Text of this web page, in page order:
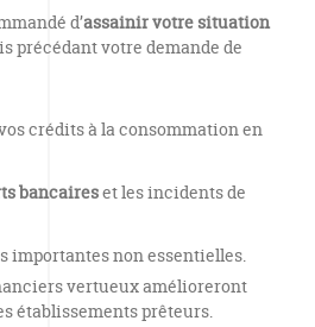
d’assainir votre situation
précédant votre demande de
crédits à la consommation en
bancaireset les incidents de
importantes non essentielles.
vertueux amélioreront
établissements prêteurs.